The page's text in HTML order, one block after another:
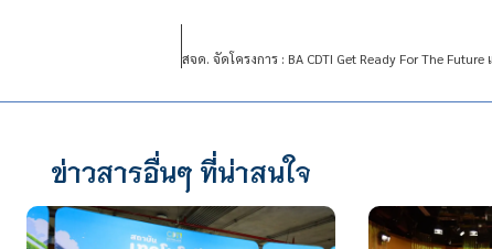
ข่าวสารอื่นๆ ที่น่าสนใจ